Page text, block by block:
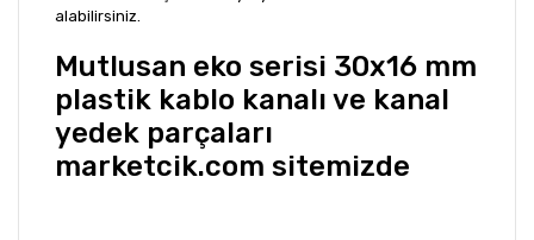
alabilirsiniz.
Mutlusan eko serisi 30x16 mm
plastik kablo kanalı ve kanal
yedek parçaları
marketcik.com sitemizde